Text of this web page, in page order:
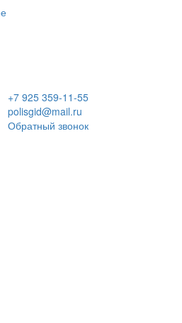
+7 925 359-11-55
polisgid@mail.ru
Обратный звонок